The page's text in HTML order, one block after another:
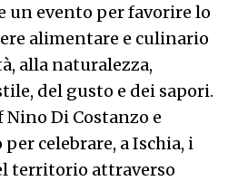
un evento per favorire lo
alimentare e culinario
alla naturalezza,
del gusto e dei sapori.
Nino Di Costanzo e
celebrare, a Ischia, i
territorio attraverso